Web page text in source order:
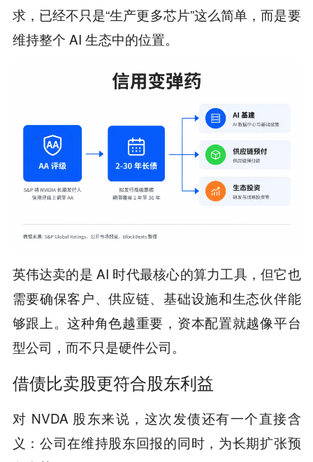
求，已经不只是“生产更多芯片”这么简单，而是要
维持整个 AI 生态中的位置。
英伟达卖的是 AI 时代最核心的算力工具，但它也
需要确保客户、供应链、基础设施和生态伙伴能
够跟上。这种角色越重要，资本配置就越像平台
型公司，而不只是硬件公司。
借债比卖股更符合股东利益
对 NVDA 股东来说，这次发债还有一个直接含
义：公司在维持股东回报的同时，为长期扩张预